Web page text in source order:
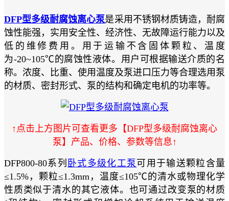
DFP型多级耐腐蚀离心泵是采用不锈钢材质铸造，耐腐
蚀性能强，实用安全性、经济性、无故障运行能力以及
低的维修费用。用于运输不含固体颗粒、温度
为-20~105℃的腐蚀性液体。用户可根据输送介质的名
称。浓度、比重、使用温度及泵进口压力等合理选用泵
的材质、密封形式、泵的结构和确定电机的功率等。
↑点击上方图片可查看更多【DFP型多级耐腐蚀离心
泵】产品、价格、参数等信息↑
DFP800-80系列 卧式多级化工泵 可用于输送颗粒含量
≤1.5%，颗粒≤1.3mm，温度≤105℃的清水或物理化学
性质类似于清水的其它液体。也可通过改变泵的材质